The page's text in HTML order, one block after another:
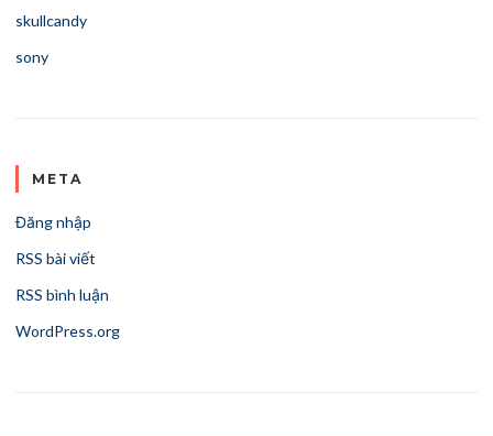
skullcandy
sony
META
Đăng nhập
RSS bài viết
RSS bình luận
WordPress.org